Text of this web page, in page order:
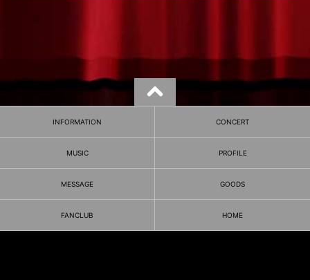
INFORMATION CONCERT
MUSIC PROFILE
MESSAGE GOODS
FANCLUB HOME